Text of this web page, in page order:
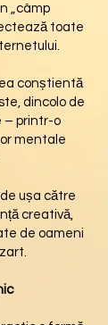
„câmp
toate
conștientă
dincolo de
– printr-o
mentale
ușa către
creativă,
de oameni